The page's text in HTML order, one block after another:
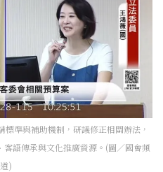
準與補助機制，研議修正相關辦法，
語傳承與文化推廣資源。(圖／國會頻
道)